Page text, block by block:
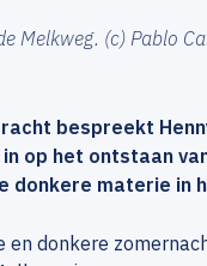
Melkweg. (c) Pablo
bespreekt
op het ontstaan
donkere materie in
en donkere